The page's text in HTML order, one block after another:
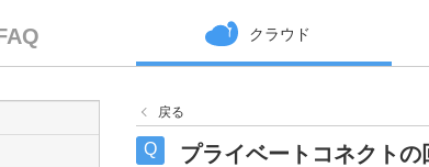
クラウド
戻る
プライベートコネクト